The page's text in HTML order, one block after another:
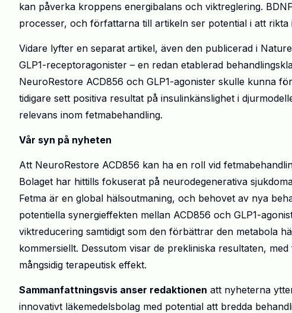
kan påverka kroppens energibalans och viktreglering.
processer, och författarna till artikeln ser potential i att
Vidare lyfter en separat artikel, även den publicerad i
GLP1-receptoragonister – en redan etablerad
NeuroRestore ACD856 och GLP1-agonister skulle kunna
tidigare sett positiva resultat på insulinkänslighet i
relevans inom fetmabehandling.
Vår syn på nyheten
Att NeuroRestore ACD856 kan ha en roll vid
Bolaget har hittills fokuserat på neurodegenerativa
Fetma är en global hälsoutmaning, och behovet av nya
potentiella synergieffekten mellan ACD856 och GLP1-
viktreducering samtidigt som den förbättrar den metabola
kommersiellt. Dessutom visar de prekliniska resultaten,
mångsidig terapeutisk effekt.
Sammanfattningsvis anser redaktionen att nyheterna
innovativt läkemedelsbolag med potential att bredda